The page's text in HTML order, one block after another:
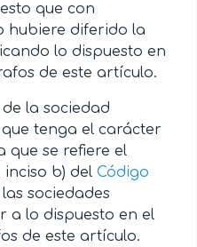
que con
hubiere diferido la
lo dispuesto en
de este artículo.
la sociedad
tenga el carácter
que se refiere el
inciso b) del Código
las sociedades
a lo dispuesto en el
de este artículo.